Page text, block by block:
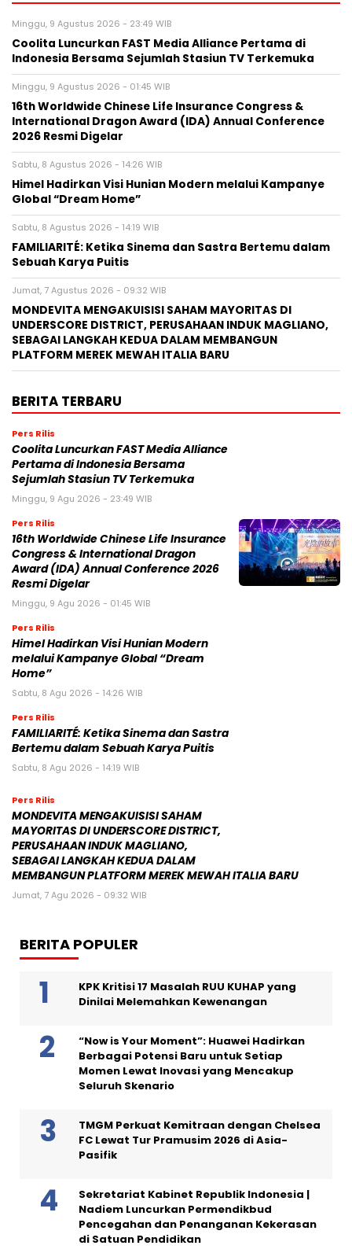
Minggu, 9 Agustus 2026 - 23:49 WIB
Coolita Luncurkan FAST Media Alliance Pertama di
Indonesia Bersama Sejumlah Stasiun TV Terkemuka
Minggu, 9 Agustus 2026 - 01:45 WIB
16th Worldwide Chinese Life Insurance Congress &
International Dragon Award (IDA) Annual Conference
2026 Resmi Digelar
Sabtu, 8 Agustus 2026 - 14:26 WIB
Himel Hadirkan Visi Hunian Modern melalui Kampanye
Global “Dream Home”
Sabtu, 8 Agustus 2026 - 14:19 WIB
FAMILIARITÉ: Ketika Sinema dan Sastra Bertemu dalam
Sebuah Karya Puitis
Jumat, 7 Agustus 2026 - 09:32 WIB
MONDEVITA MENGAKUISISI SAHAM MAYORITAS DI
UNDERSCORE DISTRICT, PERUSAHAAN INDUK MAGLIANO,
SEBAGAI LANGKAH KEDUA DALAM MEMBANGUN
PLATFORM MEREK MEWAH ITALIA BARU
BERITA TERBARU
Pers Rilis
Coolita Luncurkan FAST Media Alliance
Pertama di Indonesia Bersama
Sejumlah Stasiun TV Terkemuka
Minggu, 9 Agu 2026 - 23:49 WIB
Pers Rilis
16th Worldwide Chinese Life Insurance
Congress & International Dragon
Award (IDA) Annual Conference 2026
Resmi Digelar
Minggu, 9 Agu 2026 - 01:45 WIB
Pers Rilis
Himel Hadirkan Visi Hunian Modern
melalui Kampanye Global “Dream
Home”
Sabtu, 8 Agu 2026 - 14:26 WIB
Pers Rilis
FAMILIARITÉ: Ketika Sinema dan Sastra
Bertemu dalam Sebuah Karya Puitis
Sabtu, 8 Agu 2026 - 14:19 WIB
Pers Rilis
MONDEVITA MENGAKUISISI SAHAM
MAYORITAS DI UNDERSCORE DISTRICT,
PERUSAHAAN INDUK MAGLIANO,
SEBAGAI LANGKAH KEDUA DALAM
MEMBANGUN PLATFORM MEREK MEWAH ITALIA BARU
Jumat, 7 Agu 2026 - 09:32 WIB
BERITA POPULER
KPK Kritisi 17 Masalah RUU KUHAP yang
Dinilai Melemahkan Kewenangan
“Now is Your Moment”: Huawei Hadirkan
Berbagai Potensi Baru untuk Setiap
Momen Lewat Inovasi yang Mencakup
Seluruh Skenario
TMGM Perkuat Kemitraan dengan Chelsea
FC Lewat Tur Pramusim 2026 di Asia-
Pasifik
Sekretariat Kabinet Republik Indonesia |
Nadiem Luncurkan Permendikbud
Pencegahan dan Penanganan Kekerasan
di Satuan Pendidikan